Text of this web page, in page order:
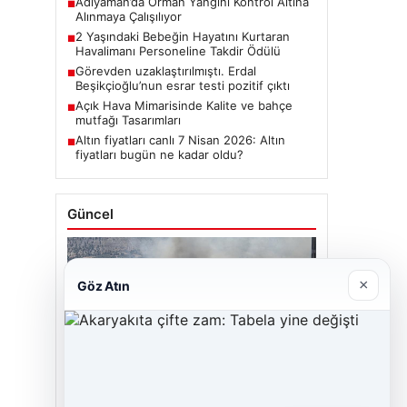
■
Alınmaya Çalışılıyor
■2 Yaşındaki Bebeğin Hayatını Kurtaran
Havalimanı Personeline Takdir Ödülü
■Görevden uzaklaştırılmıştı. Erdal
Beşikçioğlu’nun esrar testi pozitif çıktı
■Açık Hava Mimarisinde Kalite ve bahçe
mutfağı Tasarımları
■Altın fiyatları canlı 7 Nisan 2026: Altın
fiyatları bugün ne kadar oldu?
Güncel
06/08/2026
Göz Atın ×